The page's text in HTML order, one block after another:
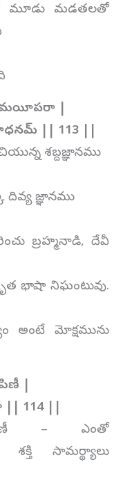
మూడు మడతలతో
|
|| 113 ||
శబ్దజ్ఞానము
జ్ఞానము
బ్రహ్మనాడి, దేవీ
భాషా నిఘంటువు.
అంటే మోక్షమును
|
114 ||
– ఎంతో
శక్తి సామర్థ్యాలు